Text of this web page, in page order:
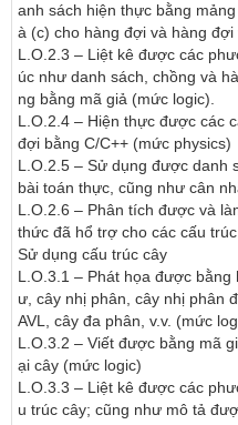
anh sách hiện thực bằng
à (c) cho hàng đợi và hàng đợi
L.O.2.3 – Liệt kê được các
úc như danh sách, chồng và
ng bằng mã giả (mức logic).
L.O.2.4 – Hiện thực được các
đợi bằng C/C++ (mức physics)
L.O.2.5 – Sử dụng được danh
bài toán thực, cũng như cân
L.O.2.6 – Phân tích được và
thức đã hổ trợ cho các cấu
Sử dụng cấu trúc cây
L.O.3.1 – Phát họa được
ư, cây nhị phân, cây nhị phân
AVL, cây đa phân, v.v. (mức
L.O.3.2 – Viết được bằng mã
ại cây (mức logic)
L.O.3.3 – Liệt kê được các
u trúc cây; cũng như mô tả